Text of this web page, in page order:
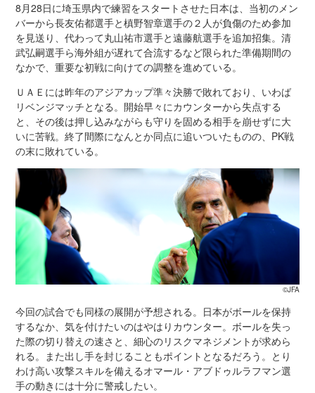
8月28日に埼玉県内で練習をスタートさせた日本は、当初のメン
バーから長友佑都選手と槙野智章選手の２人が負傷のため参加
を見送り、代わって丸山祐市選手と遠藤航選手を追加招集。清
武弘嗣選手ら海外組が遅れて合流するなど限られた準備期間の
なかで、重要な初戦に向けての調整を進めている。
ＵＡＥには昨年のアジアカップ準々決勝で敗れており、いわば
リベンジマッチとなる。開始早々にカウンターから失点する
と、その後は押し込みながらも守りを固める相手を崩せずに大
いに苦戦。終了間際になんとか同点に追いついたものの、PK戦
の末に敗れている。
©JFA
今回の試合でも同様の展開が予想される。日本がボールを保持
するなか、気を付けたいのはやはりカウンター。ボールを失っ
た際の切り替えの速さと、細心のリスクマネジメントが求めら
れる。また出し手を封じることもポイントとなるだろう。とり
わけ高い攻撃スキルを備えるオマール・アブドゥルラフマン選
手の動きには十分に警戒したい。